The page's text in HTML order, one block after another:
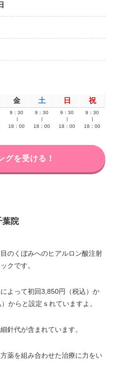
金 土 日 祝
9：30
18：00
9：30
18：00
9：30
18：00
9：30
18：00
グを受ける！
葉院
のくぼみへのヒアルロン酸注射
クです。
よって初回3,850円（税込）か
からと設定ｓれていますよ。
針代が含まれています。
薬を組み合わせた治療に力をい